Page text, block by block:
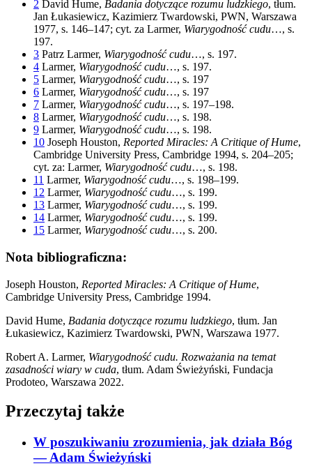
2 David Hume, Badania dotyczące rozumu ludzkiego, tłum.
Jan Łukasiewicz, Kazimierz Twardowski, PWN, Warszawa
1977, s. 146–147; cyt. za Larmer, Wiarygodność cudu…, s.
197.
3 Patrz Larmer, Wiarygodność cudu…, s. 197.
4 Larmer, Wiarygodność cudu…, s. 197.
5 Larmer, Wiarygodność cudu…, s. 197
6 Larmer, Wiarygodność cudu…, s. 197
7 Larmer, Wiarygodność cudu…, s. 197–198.
8 Larmer, Wiarygodność cudu…, s. 198.
9 Larmer, Wiarygodność cudu…, s. 198.
10 Joseph Houston, Reported Miracles: A Critique of Hume,
Cambridge University Press, Cambridge 1994, s. 204–205;
cyt. za: Larmer, Wiarygodność cudu…, s. 198.
11 Larmer, Wiarygodność cudu…, s. 198–199.
12 Larmer, Wiarygodność cudu…, s. 199.
13 Larmer, Wiarygodność cudu…, s. 199.
14 Larmer, Wiarygodność cudu…, s. 199.
15 Larmer, Wiarygodność cudu…, s. 200.
Nota bibliograficzna:
Joseph Houston, Reported Miracles: A Critique of Hume,
Cambridge University Press, Cambridge 1994.
David Hume, Badania dotyczące rozumu ludzkiego, tłum. Jan
Łukasiewicz, Kazimierz Twardowski, PWN, Warszawa 1977.
Robert A. Larmer, Wiarygodność cudu. Rozważania na temat
zasadności wiary w cuda, tłum. Adam Świeżyński, Fundacja
Prodoteo, Warszawa 2022.
Przeczytaj także
W poszukiwaniu zrozumienia, jak działa Bóg
— Adam Świeżyński